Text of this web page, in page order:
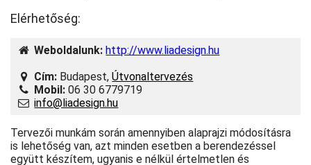
Elérhetőség:
Weboldalunk: http://www.liadesign.hu
Cím: Budapest,Útvonaltervezés
Mobil: 06 30 6779719
info@liadesign.hu
Tervezői munkám során amennyiben alaprajzi módosításra
is lehetőség van, azt minden esetben a berendezéssel
együtt készítem, ugyanis e nélkül értelmetlen és